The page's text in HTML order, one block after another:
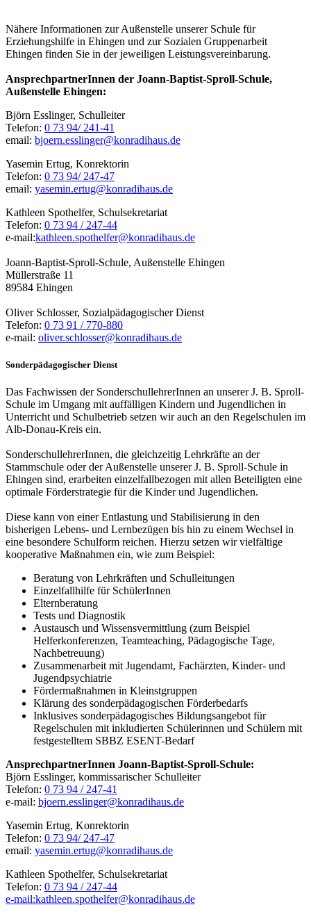
Nähere Informationen zur Außenstelle unserer Schule für
Erziehungshilfe in Ehingen und zur Sozialen Gruppenarbeit
Ehingen finden Sie in der jeweiligen Leistungsvereinbarung.
AnsprechpartnerInnen der Joann-Baptist-Sproll-Schule,
Außenstelle Ehingen:
Björn Esslinger, Schulleiter
Telefon: 0 73 94/ 241-41
email: bjoern.esslinger@konradihaus.de
Yasemin Ertug, Konrektorin
Telefon: 0 73 94/ 247-47
email: yasemin.ertug@konradihaus.de
Kathleen Spothelfer, Schulsekretariat
Telefon: 0 73 94 / 247-44
e-mail:kathleen.spothelfer@konradihaus.de
Joann-Baptist-Sproll-Schule, Außenstelle Ehingen
Müllerstraße 11
89584 Ehingen
Oliver Schlosser, Sozialpädagogischer Dienst
Telefon: 0 73 91 / 770-880
e-mail: oliver.schlosser@konradihaus.de
Sonderpädagogischer Dienst
Das Fachwissen der SonderschullehrerInnen an unserer J. B. Sproll-
Schule im Umgang mit auffälligen Kindern und Jugendlichen in
Unterricht und Schulbetrieb setzen wir auch an den Regelschulen im
Alb-Donau-Kreis ein.
SonderschullehrerInnen, die gleichzeitig Lehrkräfte an der
Stammschule oder der Außenstelle unserer J. B. Sproll-Schule in
Ehingen sind, erarbeiten einzelfallbezogen mit allen Beteiligten eine
optimale Förderstrategie für die Kinder und Jugendlichen.
Diese kann von einer Entlastung und Stabilisierung in den
bisherigen Lebens- und Lernbezügen bis hin zu einem Wechsel in
eine besondere Schulform reichen. Hierzu setzen wir vielfältige
kooperative Maßnahmen ein, wie zum Beispiel:
Beratung von Lehrkräften und Schulleitungen
Einzelfallhilfe für SchülerInnen
Elternberatung
Tests und Diagnostik
Austausch und Wissensvermittlung (zum Beispiel
Helferkonferenzen, Teamteaching, Pädagogische Tage,
Nachbetreuung)
Zusammenarbeit mit Jugendamt, Fachärzten, Kinder- und
Jugendpsychiatrie
Fördermaßnahmen in Kleinstgruppen
Klärung des sonderpädagogischen Förderbedarfs
Inklusives sonderpädagogisches Bildungsangebot für
Regelschulen mit inkludierten Schülerinnen und Schülern mit
festgestelltem SBBZ ESENT-Bedarf
AnsprechpartnerInnen Joann-Baptist-Sproll-Schule:
Björn Esslinger, kommissarischer Schulleiter
Telefon: 0 73 94 / 247-41
e-mail: bjoern.esslinger@konradihaus.de
Yasemin Ertug, Konrektorin
Telefon: 0 73 94/ 247-47
email: yasemin.ertug@konradihaus.de
Kathleen Spothelfer, Schulsekretariat
Telefon: 0 73 94 / 247-44
e-mail:kathleen.spothelfer@konradihaus.de